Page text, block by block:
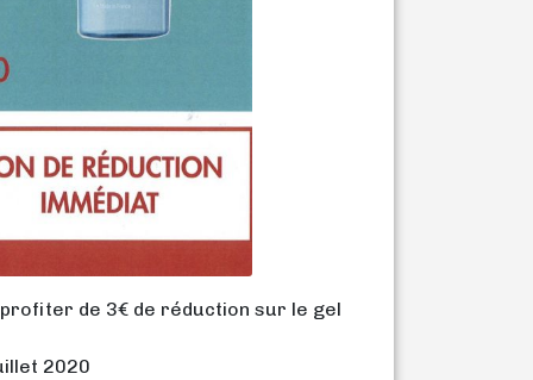
de 3€ de réduction sur le gel
2020